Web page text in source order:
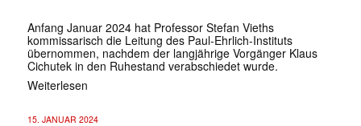
Anfang Januar 2024 hat Professor Stefan Vieths
kommissarisch die Leitung des Paul-Ehrlich-Instituts
übernommen, nachdem der langjährige Vorgänger Klaus
Cichutek in den Ruhestand verabschiedet wurde.
Weiterlesen
15. JANUAR 2024